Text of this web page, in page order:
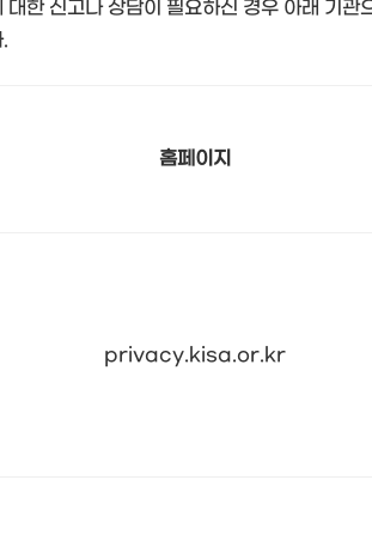
대한 신고나 상담이 필요하신 경우 아래 기관
홈페이지
privacy.kisa.or.kr